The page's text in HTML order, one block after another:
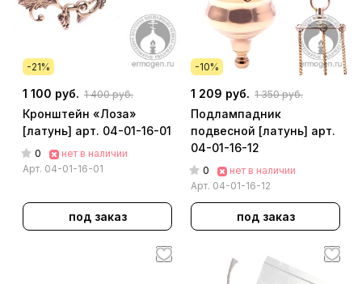
-21%
1 100 руб. 1 400 руб.
Кронштейн «Лоза»
[латунь] арт. 04-01-16-01
0
нет в наличии
Арт. 04-01-16-01
под заказ
-10%
1 209 руб. 1 350 руб.
Подлампадник
подвесной [латунь] арт.
04-01-16-12
0
нет в наличии
Арт. 04-01-16-12
под заказ